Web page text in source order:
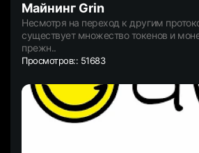
Майнинг Grin
Несмотря на переход к другим
существует множество токенов и
прежн..
Просмотров:: 51683